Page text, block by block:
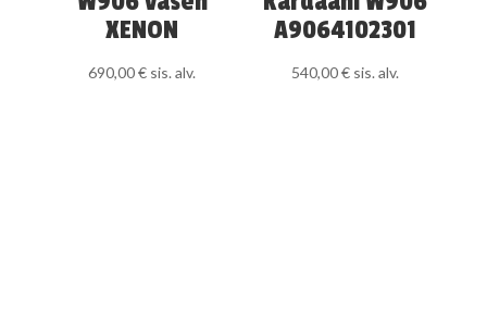
XENON
690,00€ sis. alv.
A9064102301
540,00€ sis. alv.